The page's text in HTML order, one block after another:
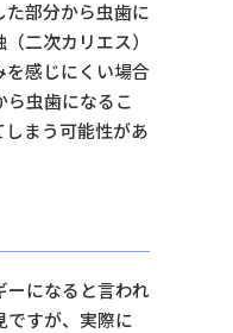
た部分から虫歯に
二次カリエス）
を感じにくい場合
ら虫歯になるこ
しまう可能性があ
ーになると言われ
ですが、実際に